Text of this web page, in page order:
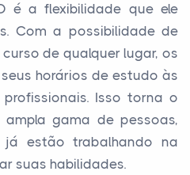
é a flexibilidade que ele
Com a possibilidade de
de qualquer lugar, os
horários de estudo às
Isso torna o
gama de pessoas,
já estão trabalhando na
suas habilidades.